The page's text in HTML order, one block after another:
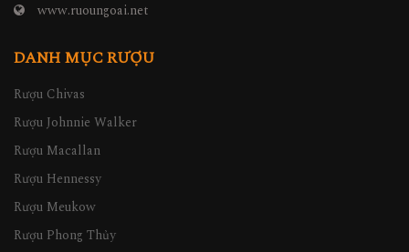
www.ruoungoai.net
DANH MỤC RƯỢU
Rượu Chivas
Rượu Johnnie Walker
Rượu Macallan
Rượu Hennessy
Rượu Meukow
Rượu Phong Thủy